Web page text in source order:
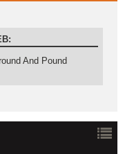
And Pound